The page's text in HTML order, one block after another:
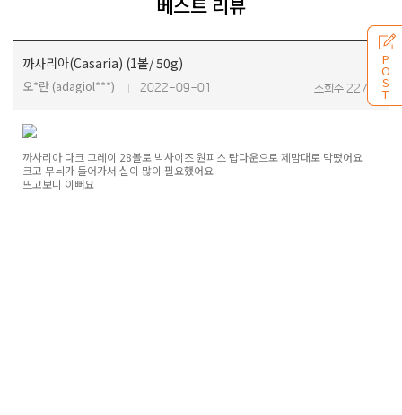
P
O
S
T
베스트 리뷰
까사리아(Casaria) (1볼/ 50g)
오*란 (adagiol***) 2022-09-01 조회수 2275
까사리아 다크 그레이 28볼로 빅사이즈 원피스 탑다운으로 제맘대로 막떴어요
크고 무늬가 들어가서 실이 많이 필요했어요
뜨고보니 이뻐요